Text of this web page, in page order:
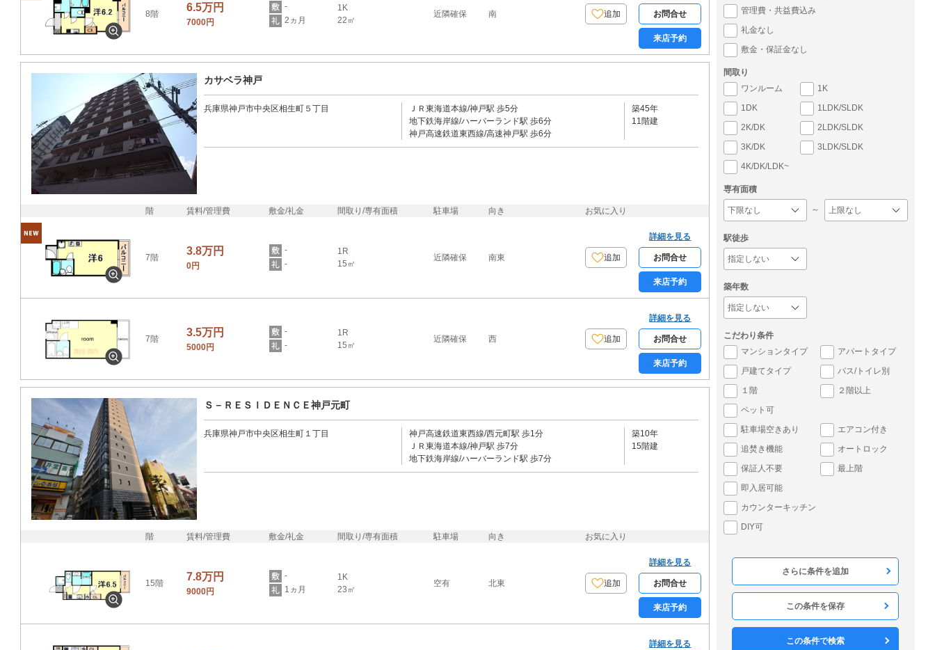
管理費・共益費込み
礼金なし
敷金・保証金なし
間取り
ワンルーム
1K
1DK
1LDK/SLDK
2K/DK
2LDK/SLDK
3K/DK
3LDK/SLDK
4K/DK/LDK~
専有面積
～
駅徒歩
築年数
こだわり条件
マンションタイプ
アパートタイプ
戸建てタイプ
バス/トイレ別
１階
２階以上
ペット可
駐車場空きあり
エアコン付き
追焚き機能
オートロック
保証人不要
最上階
即入居可能
カウンターキッチン
DIY可
木造
軽量鉄骨 鉄骨造
RC
方角
東 南東
この条件を保存
この条件で検索
8階
6.5万円
7000円
-
2ヵ月
1K
22㎡
近隣確保 南 追加 お問合せ
来店予約
カサベラ神戸
兵庫県神戸市中央区相生町５丁目
ＪＲ東海道本線/神戸駅 歩5分
地下鉄海岸線/ハーバーランド駅 歩6分
神戸高速鉄道東西線/高速神戸駅 歩6分
築45年
11階建
階 賃料/管理費 敷金/礼金 間取り/専有面積 駐車場 向き お気に入り
7階
3.8万円
0円
-
-
1R
15㎡
近隣確保 南東 追加
詳細を見る
お問合せ
来店予約
7階
3.5万円
5000円
-
-
1R
15㎡
近隣確保 西 追加
詳細を見る
お問合せ
来店予約
Ｓ－ＲＥＳＩＤＥＮＣＥ神戸元町
兵庫県神戸市中央区相生町１丁目
神戸高速鉄道東西線/西元町駅 歩1分
ＪＲ東海道本線/神戸駅 歩7分
地下鉄海岸線/ハーバーランド駅 歩7分
築10年
15階建
階 賃料/管理費 敷金/礼金 間取り/専有面積 駐車場 向き お気に入り
15階
7.8万円
9000円
-
1ヵ月
1K
23㎡
空有 北東 追加
詳細を見る
お問合せ
来店予約
詳細を見る